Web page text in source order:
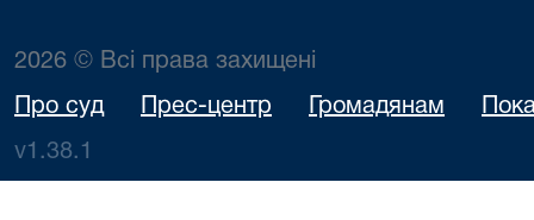
2026 © Всі права захищені
Про суд Прес-центр Громадянам
v1.38.1